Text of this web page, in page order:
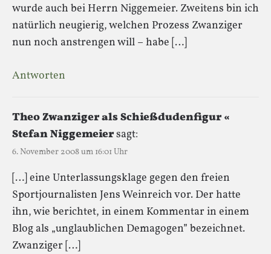
wurde auch bei Herrn Niggemeier. Zweitens bin ich
natürlich neugierig, welchen Prozess Zwanziger
nun noch anstrengen will – habe […]
Antworten
Theo Zwanziger als Schießdudenfigur «
Stefan Niggemeiersagt:
6. November 2008 um 16:01 Uhr
[…] eine Unterlassungsklage gegen den freien
Sportjournalisten Jens Weinreich vor. Der hatte
ihn, wie berichtet, in einem Kommentar in einem
Blog als „unglaublichen Demagogen” bezeichnet.
Zwanziger […]